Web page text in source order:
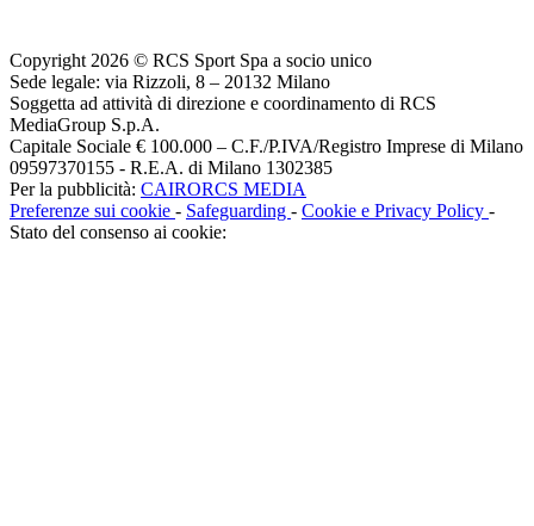
Copyright 2026 © RCS Sport Spa a socio unico
Sede legale: via Rizzoli, 8 – 20132 Milano
Soggetta ad attività di direzione e coordinamento di RCS
MediaGroup S.p.A.
Capitale Sociale € 100.000 – C.F./P.IVA/Registro Imprese di Milano
09597370155 - R.E.A. di Milano 1302385
Per la pubblicità: CAIRORCS MEDIA
Preferenze sui cookie - Safeguarding - Cookie e Privacy Policy -
Stato del consenso ai cookie: